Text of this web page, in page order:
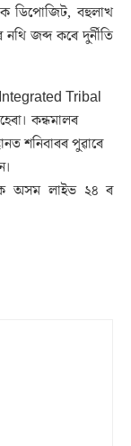
ডিপোজিট, বহুলাখ
জব্দ কৰে দুৰ্নীতি
Integrated Tribal
কন্ধমালৰ
শনিবাৰৰ পুৱাৰে
অসম লাইভ ২৪ ৰ